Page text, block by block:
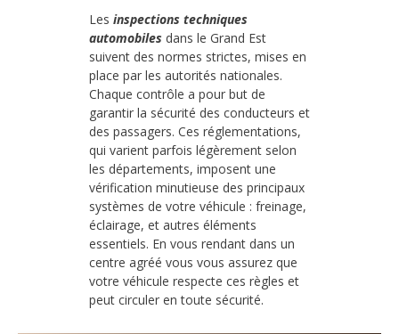
Les inspections techniques
automobiles dans le Grand Est
suivent des normes strictes, mises en
place par les autorités nationales.
Chaque contrôle a pour but de
garantir la sécurité des conducteurs et
des passagers. Ces réglementations,
qui varient parfois légèrement selon
les départements, imposent une
vérification minutieuse des principaux
systèmes de votre véhicule : freinage,
éclairage, et autres éléments
essentiels. En vous rendant dans un
centre agréé vous vous assurez que
votre véhicule respecte ces règles et
peut circuler en toute sécurité.